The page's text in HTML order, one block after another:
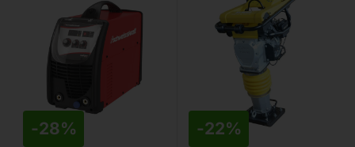
-28% -22%